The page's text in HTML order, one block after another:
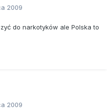
2009
do narkotyków ale Polska to
2009